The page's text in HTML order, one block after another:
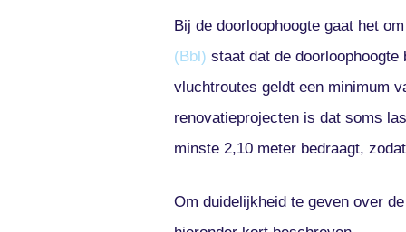
Bij de doorloophoogte gaat het om
(Bbl) staat dat de
vluchtroutes geldt een minimum
renovatieprojecten is dat soms
minste 2,10 meter bedraagt,
Om duidelijkheid te geven over